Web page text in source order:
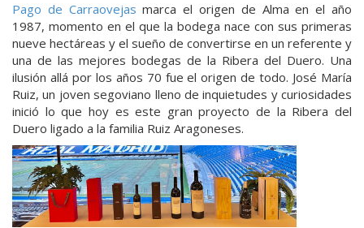
Pago de Carraovejas marca el origen de Alma en el año
1987, momento en el que la bodega nace con sus primeras
nueve hectáreas y el sueño de convertirse en un referente y
una de las mejores bodegas de la Ribera del Duero. Una
ilusión allá por los años 70 fue el origen de todo. José María
Ruiz, un joven segoviano lleno de inquietudes y curiosidades
inició lo que hoy es este gran proyecto de la Ribera del
Duero ligado a la familia Ruiz Aragoneses.